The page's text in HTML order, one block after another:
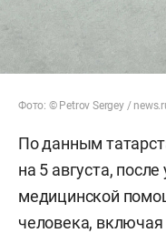
Фото: © Petrov Sergey /
По данным
на 5 августа,
медицинской
человека,